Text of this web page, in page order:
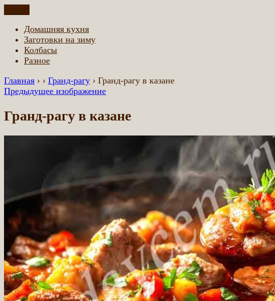
содержимому
Домашняя еда всем
Еда приготовленная по домашним рецептам
Домашняя кухня
Заготовки на зиму
Колбасы
Разное
Главная › › Гранд-рагу › Гранд-рагу в казане
Предыдущее изображение
Гранд-рагу в казане